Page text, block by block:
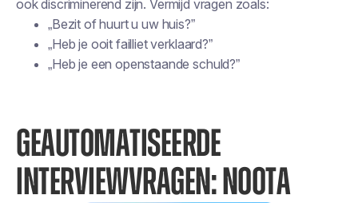
ook discriminerend zijn. Vermijd vragen zoals:
„Bezit of huurt u uw huis?”
„Heb je ooit failliet verklaard?”
„Heb je een openstaande schuld?”
GEAUTOMATISEERDE
INTERVIEWVRAGEN: NOOTA